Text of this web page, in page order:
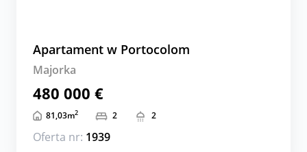
Apartament w Portocolom
Majorka
480 000 €
81,03m2 2 2
Oferta nr: 1939